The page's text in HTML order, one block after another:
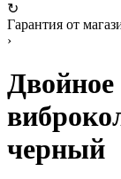
↻
Гарантия от
›
Двойное
черный